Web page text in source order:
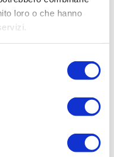
loro o che hanno
percorsi.
una
ambientale,
CON I